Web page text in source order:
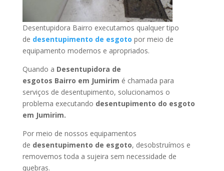
Desentupidora Bairro executamos qualquer tipo
de desentupimento de esgoto por meio de
equipamento modernos e apropriados.
Quando a Desentupidora de
esgotos Bairro em Jumirim é chamada para
serviços de desentupimento, solucionamos o
problema executando desentupimento do esgoto
em Jumirim.
Por meio de nossos equipamentos
de desentupimento de esgoto, desobstruímos e
removemos toda a sujeira sem necessidade de
quebras.